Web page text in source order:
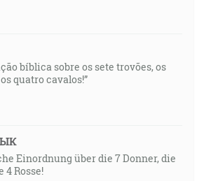
bíblica sobre os sete trovões, os
quatro cavalos!”
Einordnung über die 7 Donner, die
4 Rosse!